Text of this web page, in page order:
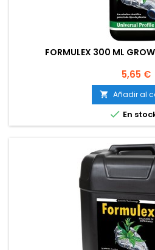
FORMULEX 300 ML
Precio
5,65 €
 Añadir al
 En